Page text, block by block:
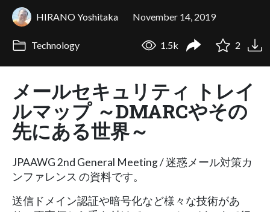
HIRANO Yoshitaka November 14, 2019
Technology 1.5k 2
メールセキュリティ トレイ
ルマップ ～DMARCやその
先にある世界～
JPAAWG 2nd General Meeting / 迷惑メール対策カ
ンファレンス の資料です。
送信ドメイン認証や暗号化など様々な技術があ